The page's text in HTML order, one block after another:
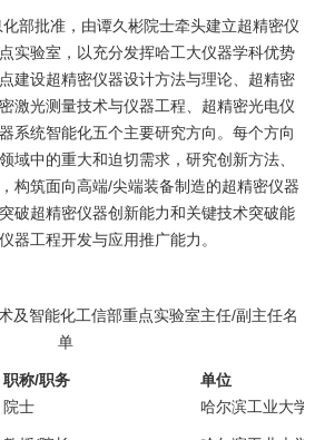
部批准，由谭久彬院士牵头建立超精密仪
实验室，以充分发挥哈工大仪器学科优势
建设超精密仪器设计方法与理论、超精密
激光测量技术与仪器工程、超精密光电仪
系统智能化五个主要研究方向。每个方向
域中的重大和迫切需求，研究创新方法、
构筑面向高端/尖端装备制造的超精密仪器
破超精密仪器创新能力和关键技术突破能
器工程开发与应用推广能力。
及智能化工信部重点实验室主任/副主任名
单
职称/职务
单位
院士 哈尔滨工业大学